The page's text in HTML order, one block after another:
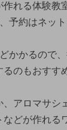
作れる体験教
予約はネット
かかるので
のもおすす
アロマサシ
などが作れる